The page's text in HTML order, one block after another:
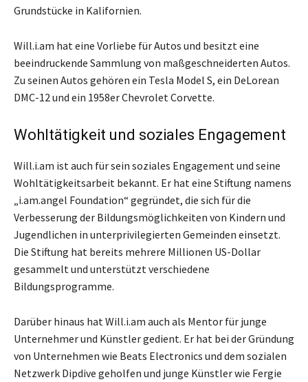
Grundstücke in Kalifornien.
Will.i.am hat eine Vorliebe für Autos und besitzt eine
beeindruckende Sammlung von maßgeschneiderten Autos.
Zu seinen Autos gehören ein Tesla Model S, ein DeLorean
DMC-12 und ein 1958er Chevrolet Corvette.
Wohltätigkeit und soziales Engagement
Will.i.am ist auch für sein soziales Engagement und seine
Wohltätigkeitsarbeit bekannt. Er hat eine Stiftung namens
„i.am.angel Foundation“ gegründet, die sich für die
Verbesserung der Bildungsmöglichkeiten von Kindern und
Jugendlichen in unterprivilegierten Gemeinden einsetzt.
Die Stiftung hat bereits mehrere Millionen US-Dollar
gesammelt und unterstützt verschiedene
Bildungsprogramme.
Darüber hinaus hat Will.i.am auch als Mentor für junge
Unternehmer und Künstler gedient. Er hat bei der Gründung
von Unternehmen wie Beats Electronics und dem sozialen
Netzwerk Dipdive geholfen und junge Künstler wie Fergie